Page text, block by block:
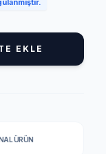
EKLE
ÜRÜN